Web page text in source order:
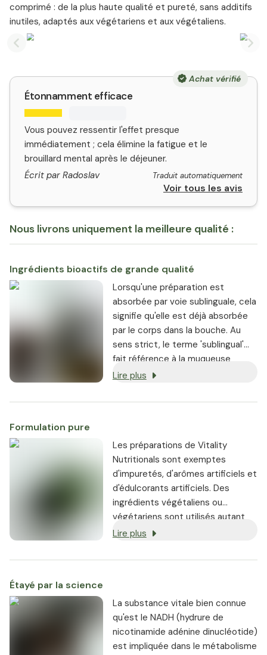
comprimé : de la plus haute qualité et pureté, sans additifs
inutiles, adaptés aux végétariens et aux végétaliens.
Previous slide
Achat vérifié
Étonnamment efficace
Vous pouvez ressentir l'effet presque
immédiatement ; cela élimine la fatigue et le
brouillard mental après le déjeuner.
Écrit par Radoslav
Traduit automatiquement
Voir tous les avis
Nous livrons uniquement la meilleure qualité :
Ingrédients bioactifs de grande qualité
Lorsqu'une préparation est
absorbée par voie sublinguale, cela
signifie qu'elle est déjà absorbée
par le corps dans la bouche. Au
sens strict, le terme 'sublingual'
fait référence à la muqueuse
située sous la langue. Cela permet
intestinal, à la différence des
compriméd'atteindreplus
rapidementle sang.
Lire plus
Formulation pure
Les préparations de Vitality
Nutritionals sont exemptes
d'impuretés, d'arômes artificiels et
d'édulcorants artificiels. Des
ingrédients végétaliens ou
végétariens sont utilisés autant
que possible, et chaque produit
Lire plus
Étayé par la science
La substance vitale bien connue
qu'est le NADH (hydrure de
nicotinamide adénine dinucléotide)
est impliquée dans le métabolisme